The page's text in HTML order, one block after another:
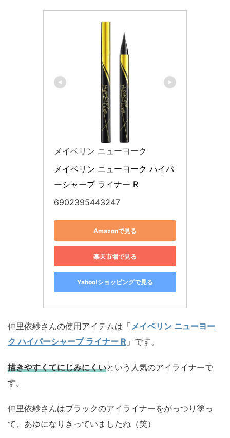
メイベリン ニューヨーク
メイベリン ニューヨーク ハイパ
ーシャープ ライナー R
6902395443247
Amazonで見る
楽天市場で見る
Yahoo!ショッピングで見る
仲里依紗さんの使用アイテムは「メイベリン ニューヨー
ク ハイパーシャープ ライナー R 」です。
描きやすくてにじみにくいという人気のアイライナーで
す。
仲里依紗さんはブラックのアイライナーをがっつり塗っ
て、あゆになりきっていましたね（笑）